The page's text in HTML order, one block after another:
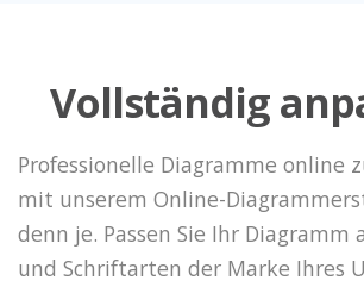
Vollständig
Professionelle Diagramme online
mit unserem Online-
denn je. Passen Sie Ihr Diagramm
und Schriftarten der Marke Ihres